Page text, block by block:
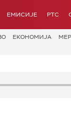
ЕМИСИЈЕ РТС
ЕКОНОМИЈА